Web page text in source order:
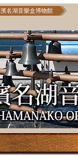
濱名湖音樂盒博物館